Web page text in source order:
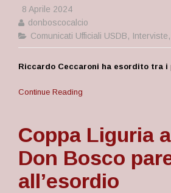
8 Aprile 2024
donboscocalcio
Comunicati Ufficiali USDB, Interviste,
Riccardo Ceccaroni ha esordito tra i
Continue Reading
Coppa Liguria
Don Bosco
all’esordio